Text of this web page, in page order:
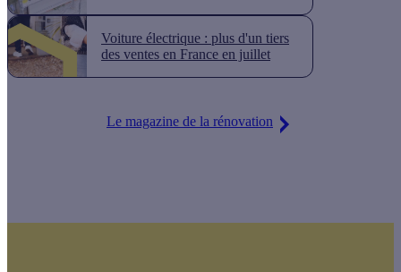
Voiture électrique : plus d'un tiers
des ventes en France en juillet
Le magazine de la rénovation